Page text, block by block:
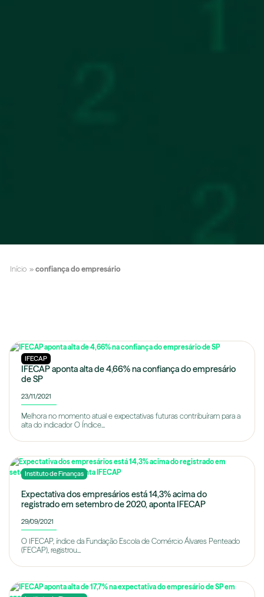
Início » confiança do empresário
IFECAP
IFECAP aponta alta de 4,66% na confiança do empresário
de SP
23/11/2021
Melhora no momento atual e expectativas futuras contribuíram para a
alta do indicador O Índice...
Instituto de Finanças
Expectativa dos empresários está 14,3% acima do
registrado em setembro de 2020, aponta IFECAP
29/09/2021
O IFECAP, índice da Fundação Escola de Comércio Álvares Penteado
(FECAP), registrou...